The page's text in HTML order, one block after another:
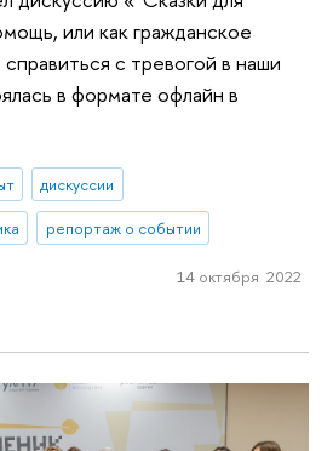
или как гражданское
с тревогой в наши
в формате офлайн в
дискуссии
репортаж о событии
14 октября 2022